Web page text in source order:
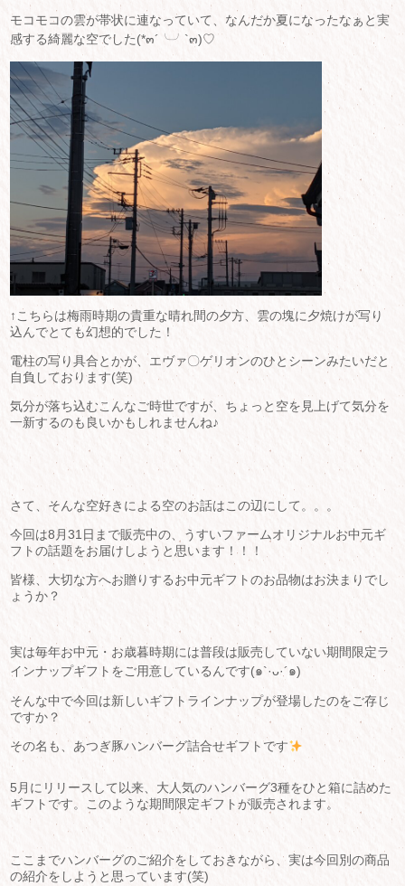
モコモコの雲が帯状に連なっていて、なんだか夏になったなぁと実
感する綺麗な空でした(*๓´╰╯`๓)♡
↑こちらは梅雨時期の貴重な晴れ間の夕方、雲の塊に夕焼けが写り
込んでとても幻想的でした！
電柱の写り具合とかが、エヴァ〇ゲリオンのひとシーンみたいだと
自負しております(笑)
気分が落ち込むこんなご時世ですが、ちょっと空を見上げて気分を
一新するのも良いかもしれませんね♪
さて、そんな空好きによる空のお話はこの辺にして。。。
今回は8月31日まで販売中の、うすいファームオリジナルお中元ギ
フトの話題をお届けしようと思います！！！
皆様、大切な方へお贈りするお中元ギフトのお品物はお決まりでし
ょうか？
実は毎年お中元・お歳暮時期には普段は販売していない期間限定ラ
インナップギフトをご用意しているんです(๑`·ᴗ·´๑)
そんな中で今回は新しいギフトラインナップが登場したのをご存じ
ですか？
その名も、あつぎ豚ハンバーグ詰合せギフトです
5月にリリースして以来、大人気のハンバーグ3種をひと箱に詰めた
ギフトです。このような期間限定ギフトが販売されます。
ここまでハンバーグのご紹介をしておきながら、実は今回別の商品
の紹介をしようと思っています(笑)